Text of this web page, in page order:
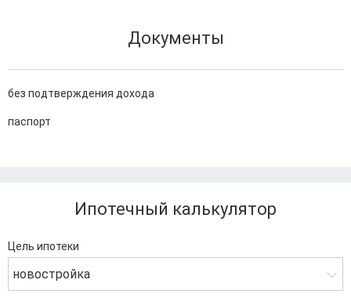
Документы
без подтверждения дохода
паспорт
Ипотечный калькулятор
Цель ипотеки
новостройка